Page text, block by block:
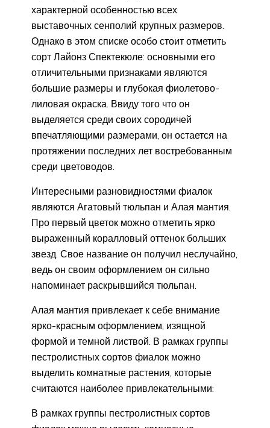
характерной особенностью всех
выставочных сенполий крупных размеров.
Однако в этом списке особо стоит отметить
сорт Лайонз Спектекюле: основными его
отличительными признаками являются
большие размеры и глубокая фиолетово-
лиловая окраска. Ввиду того что он
выделяется среди своих сородичей
впечатляющими размерами, он остается на
протяжении последних лет востребованным
среди цветоводов.
Интересными разновидностями фиалок
являются Агатовый тюльпан и Алая мантия.
Про первый цветок можно отметить ярко
выраженный коралловый оттенок больших
звезд. Свое название он получил неслучайно,
ведь он своим оформлением он сильно
напоминает раскрывшийся тюльпан.
Алая мантия привлекает к себе внимание
ярко-красным оформлением, изящной
формой и темной листвой. В рамках группы
пестролистных сортов фиалок можно
выделить комнатные растения, которые
считаются наиболее привлекательными:
В рамках группы пестролистных сортов